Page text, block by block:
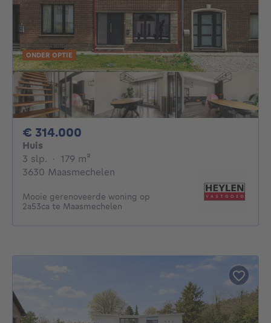
ONDER OPTIE
€ 314.000
Huis
3 slp. 3 slaapkamers
· 179 m²
3630 Maasmechelen
Mooie gerenoveerde woning op
2a53ca te Maasmechelen